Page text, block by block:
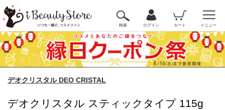
検索 ログイン カート メニュー
デオクリスタル DEO CRISTAL
デオクリスタル スティックタイプ 115g